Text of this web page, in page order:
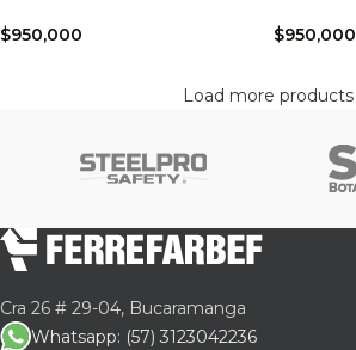
$950,000 $950,000
Load more products
Cra 26 # 29-04, Bucaramanga
Whatsapp: (57) 3123042236